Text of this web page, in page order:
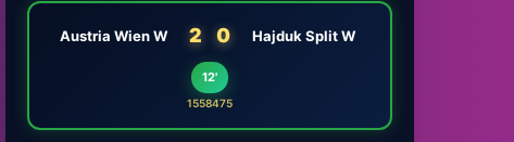
Austria Wien W 2 0 Hajduk Split W
12'
1558475